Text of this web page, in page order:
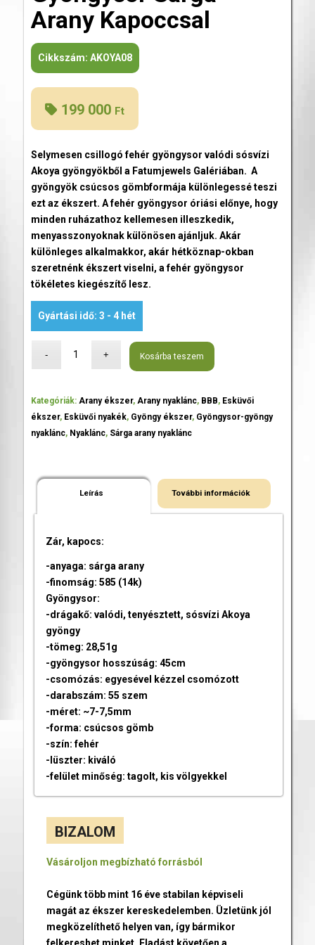
Arany Kapoccsal
Cikkszám: AKOYA08
199 000 Ft
Selymesen csillogó fehér gyöngysor valódi sósvízi
Akoya gyöngyökből a Fatumjewels Galériában. A
gyöngyök csúcsos gömbformája különlegessé teszi
ezt az ékszert. A fehér gyöngysor óriási előnye, hogy
minden ruházathoz kellemesen illeszkedik,
menyasszonyoknak különösen ajánljuk. Akár
különleges alkalmakkor, akár hétköznap-okban
szeretnénk ékszert viselni, a fehér gyöngysor
tökéletes kiegészítő lesz.
Gyártási idő: 3 - 4 hét
Kosárba teszem
Kategóriák: Arany ékszer, Arany nyaklánc, BBB, Esküvői
ékszer, Esküvői nyakék, Gyöngy ékszer, Gyöngysor-gyöngy
nyaklánc, Nyaklánc, Sárga arany nyaklánc
Leírás További információk
Zár, kapocs:
-anyaga: sárga arany
-finomság: 585 (14k)
Gyöngysor:
-drágakő: valódi, tenyésztett, sósvízi Akoya
gyöngy
-tömeg: 28,51g
-gyöngysor hosszúság: 45cm
-csomózás: egyesével kézzel csomózott
-darabszám: 55 szem
-méret: ~7-7,5mm
-forma: csúcsos gömb
-szín: fehér
-lüszter: kiváló
-felület minőség: tagolt, kis völgyekkel
BIZALOM
Vásároljon megbízható forrásból
Cégünk több mint 16 éve stabilan képviseli
magát az ékszer kereskedelemben. Üzletünk jól
megközelíthető helyen van, így bármikor
felkereshet minket. Eladást követően a